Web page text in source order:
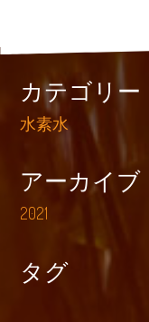
カテゴリー
水素水
アーカイブ
2021
タグ